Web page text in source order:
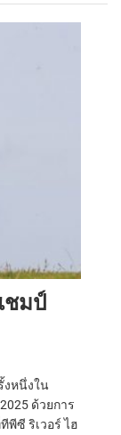
ชมป์
งหนึ่งใน
ด้วยการ
ซี ริเวอร์ ไฮ